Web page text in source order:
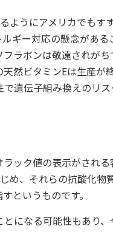
ようにアメリカでもす
ギー対応の懸念があ
ラボンは敬遠されがち
然ビタミンEは生産が
遺伝子組み換えのリ
ック値の表示がされる
め、それらの抗酸化物
というものです。
になる可能性もあり